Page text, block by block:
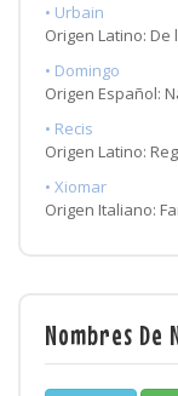
• Urbain
Origen Latino: De
• Domingo
Origen Español:
• Recis
Origen Latino:
• Xiomar
Origen Italiano:
Nombres De